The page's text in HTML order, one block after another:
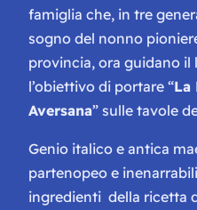
famiglia che, in tre
sogno del nonno
provincia, ora guidano
l’obiettivo di portare “La
Aversana” sulle tavole
Genio italico e antica
partenopeo e
ingredienti della ricetta